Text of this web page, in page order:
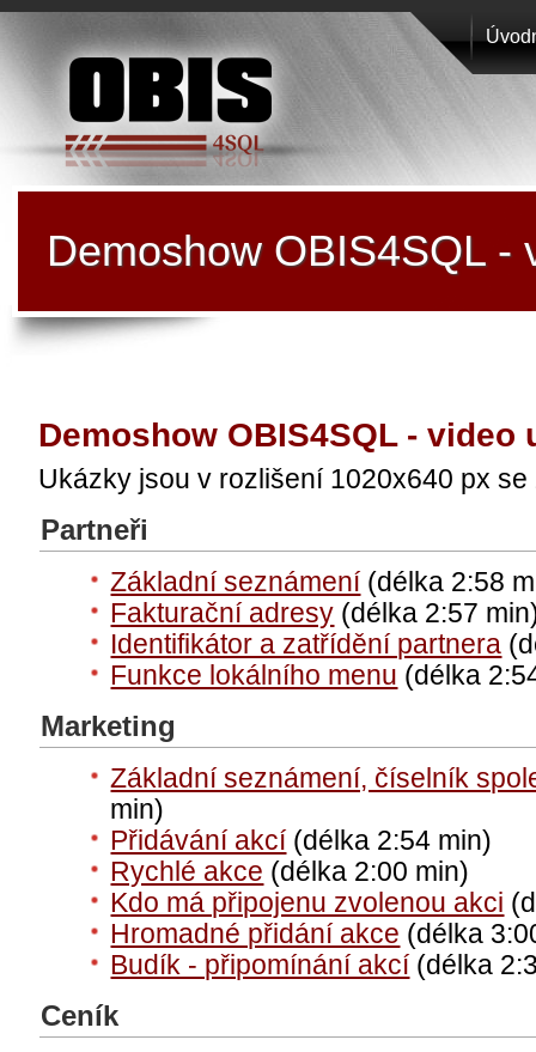
EPOS
s.r.o.
Demoshow OBIS4SQL -
Demoshow OBIS4SQL - video
Ukázky jsou v rozlišení 1020x640 px se
Partneři
Základní seznámení(délka 2:58
Fakturační adresy (délka 2:57
Identifikátor a zatřídění partnera
Funkce lokálního menu (délka
Marketing
Základní seznámení, číselník
min)
Přidávání akcí(délka 2:54 min)
Rychlé akce (délka 2:00 min)
Kdo má připojenu zvolenou akci
Hromadné přidání akce (délka
Budík - připomínání akcí(délka
Ceník